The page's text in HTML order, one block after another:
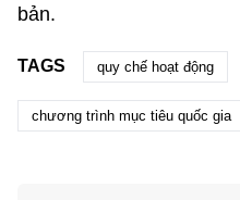
bản.
TAGS quy chế hoạt động
chương trình mục tiêu quốc gia